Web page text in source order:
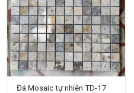
Đá Mosaic tự nhiên TD-17